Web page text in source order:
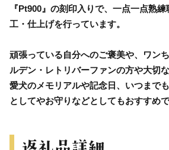
『Pt900』の刻印入りで、一点一点熟
工・仕上げを行っています。
頑張っている自分へのご褒美や、ワン
ルデン・レトリバーファンの方や大切
愛犬のメモリアルや記念日、いつまで
としてやお守りなどとしてもおすすめで